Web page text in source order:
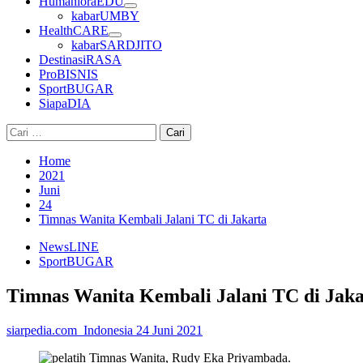
kabarUMBY
HealthCARE
kabarSARDJITO
DestinasiRASA
ProBISNIS
SportBUGAR
SiapaDIA
Cari
untuk:
Home
2021
Juni
24
Timnas Wanita Kembali Jalani TC di Jakarta
NewsLINE
SportBUGAR
Timnas Wanita Kembali Jalani TC di
siarpedia.com_Indonesia 24 Juni 2021